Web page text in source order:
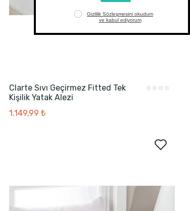
Clarte Sıvı Geçirmez Fitted Tek
Kişilik Yatak Alezi
1.149,99 ₺